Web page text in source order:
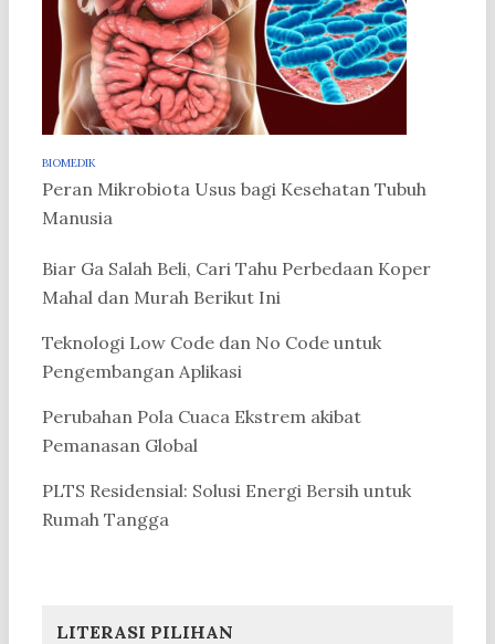
BIOMEDIK
Peran Mikrobiota Usus bagi Kesehatan Tubuh
Manusia
Biar Ga Salah Beli, Cari Tahu Perbedaan Koper
Mahal dan Murah Berikut Ini
Teknologi Low Code dan No Code untuk
Pengembangan Aplikasi
Perubahan Pola Cuaca Ekstrem akibat
Pemanasan Global
PLTS Residensial: Solusi Energi Bersih untuk
Rumah Tangga
LITERASI PILIHAN